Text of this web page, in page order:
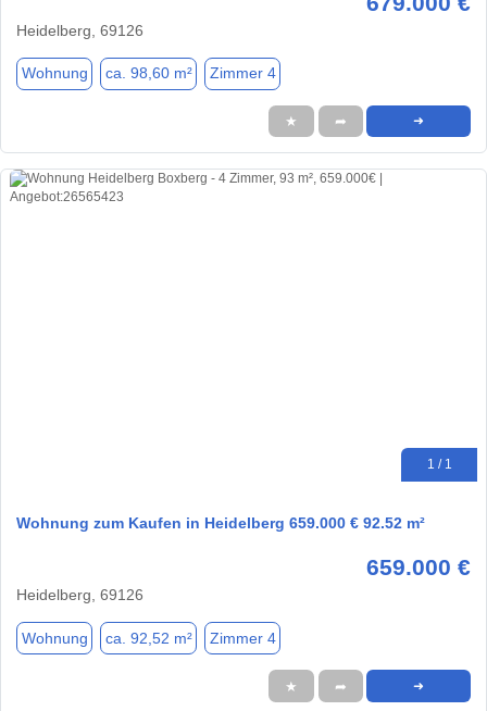
Heidelberg, 69126
Wohnung ca. 98,60 m² Zimmer 4
★ ➦ ➜
1 / 1
Wohnung zum Kaufen in Heidelberg 659.000 € 92.52 m²
659.000 €
Heidelberg, 69126
Wohnung ca. 92,52 m² Zimmer 4
★ ➦ ➜